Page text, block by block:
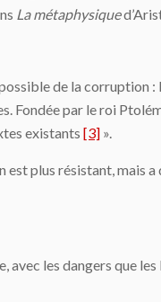
La métaphysique
de la corruption :
Fondée par le roi
existants [3] ».
plus résistant, mais a
les dangers que les